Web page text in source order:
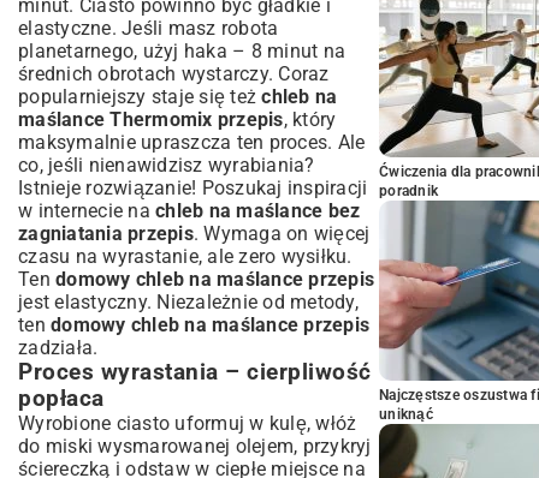
minut. Ciasto powinno być gładkie i
elastyczne. Jeśli masz robota
planetarnego, użyj haka – 8 minut na
średnich obrotach wystarczy. Coraz
popularniejszy staje się teżchleb na
maślance Thermomix przepis, który
maksymalnie upraszcza ten proces. Ale
co, jeśli nienawidzisz wyrabiania?
Istnieje rozwiązanie! Poszukaj inspiracji
w internecie na chleb na maślance bez
zagniatania przepis. Wymaga on więcej
czasu na wyrastanie, ale zero wysiłku.
Ten domowy chleb na maślance przepis
jest elastyczny. Niezależnie od metody,
ten domowy chleb na maślance przepis
zadziała.
Proces wyrastania – cierpliwość
popłaca
Wyrobione ciasto uformuj w kulę, włóż
do miski wysmarowanej olejem, przykryj
ściereczką i odstaw w ciepłe miejsce na
Ćwiczenia dla
poradnik
Najczęstsze oszustwa
uniknąć